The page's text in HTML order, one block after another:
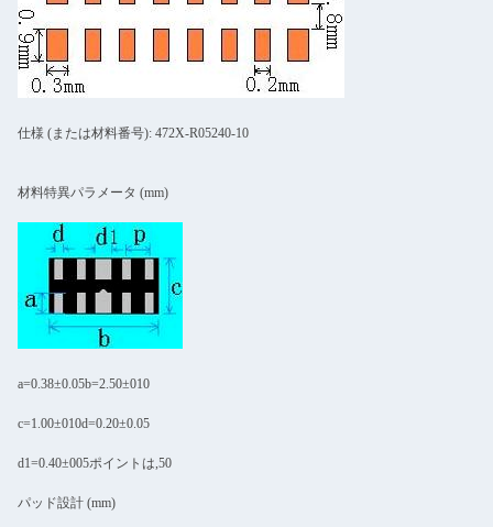
仕様 (または材料番号): 472X-R05240-10
材料特異パラメータ (mm)
a=0.38±0.05b=2.50±010
c=1.00±010d=0.20±0.05
d1=0.40±005ポイントは,50
パッド設計 (mm)